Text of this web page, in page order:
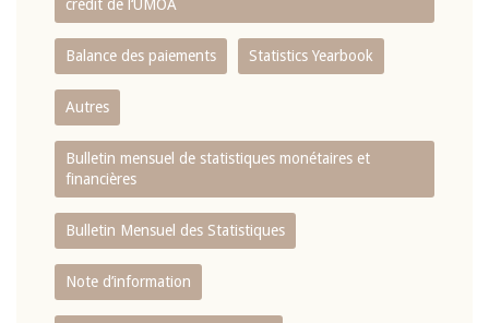
crédit de l‘UMOA
Balance des paiements Statistics Yearbook
Autres
Bulletin mensuel de statistiques monétaires et
financières
Bulletin Mensuel des Statistiques
Note d’information